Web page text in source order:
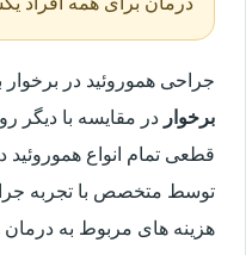
جراحی هموروئید در
برخوار در مقایسه با دیگر
قطعی تمام انواع
توسط متخصص با تجربه
هزینه های مربوط به درمان